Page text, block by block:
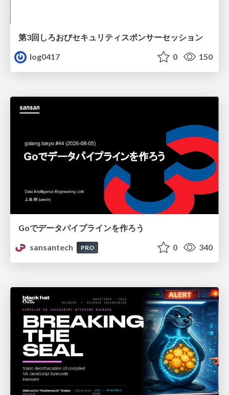
第3回しろおびセキュリティスポンサーセッション
log0417
0 150
Goでデータパイプラインを作ろう
sansantech
PRO 0 340